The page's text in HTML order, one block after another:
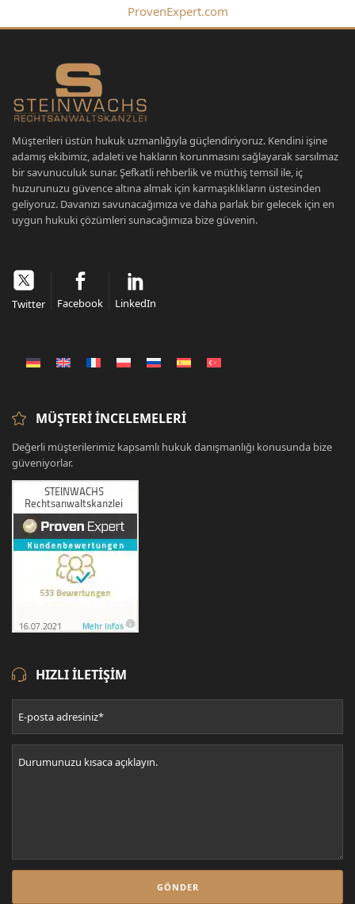
ProvenExpert.com
Müşterileri üstün hukuk uzmanlığıyla güçlendiriyoruz. Kendini işine
adamış ekibimiz, adaleti ve hakların korunmasını sağlayarak sarsılmaz
bir savunuculuk sunar. Şefkatli rehberlik ve müthiş temsil ile, iç
huzurunuzu güvence altına almak için karmaşıklıkların üstesinden
geliyoruz. Davanızı savunacağımıza ve daha parlak bir gelecek için en
uygun hukuki çözümleri sunacağımıza bize güvenin.
Twitter Facebook LinkedIn
MÜŞTERI İNCELEMELERI
Değerli müşterilerimiz kapsamlı hukuk danışmanlığı konusunda bize
güveniyorlar.
HIZLI ILETIŞIM